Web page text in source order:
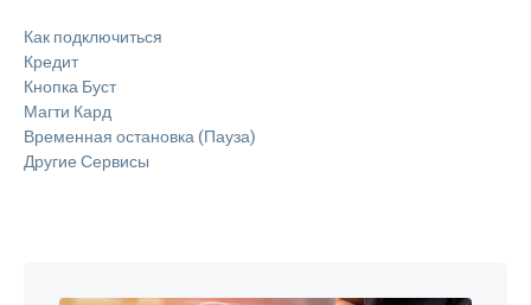
Как подключиться
Кредит
Кнопка Буст
Магти Кард
Временная остановка (Пауза)
Другие Сервисы